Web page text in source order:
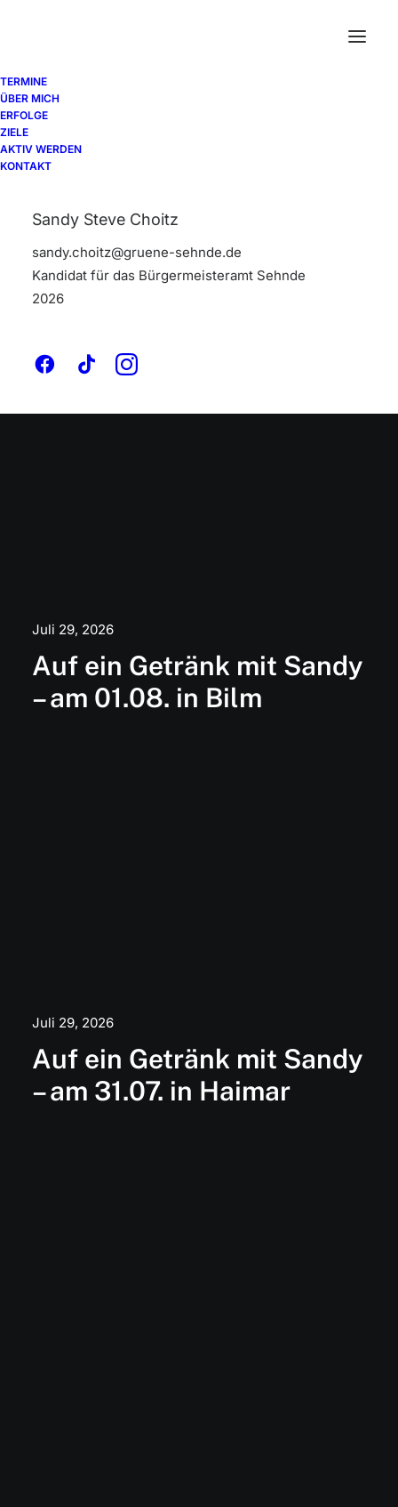
TERMINE
ÜBER MICH
ERFOLGE
ZIELE
AKTIV WERDEN
KONTAKT
Sandy Steve Choitz
sandy.choitz@gruene-sehnde.de
Kandidat für das Bürgermeisteramt Sehnde
2026
A
Juli 29, 2026
Auf ein Getränk mit Sandy
– am 01.08. in Bilm
Juli 29, 2026
Auf ein Getränk mit Sandy
– am 31.07. in Haimar